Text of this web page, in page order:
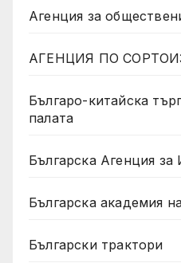
Агенция за
АГЕНЦИЯ ПО
Българо-китайска
палата
Българска Агенция
Българска академия
Български трактори